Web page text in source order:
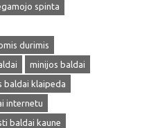
spinta
durimis
minijos baldai
baldai klaipeda
internetu
baldai kaune